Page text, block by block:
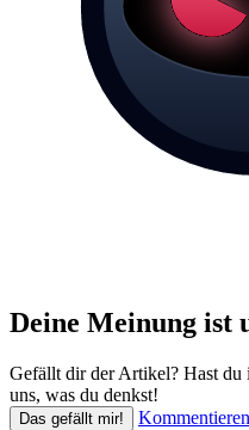
Deine Meinung ist
Gefällt dir der Artikel? Hast du
uns, was du denkst!
Das gefällt mir! Kommentieren